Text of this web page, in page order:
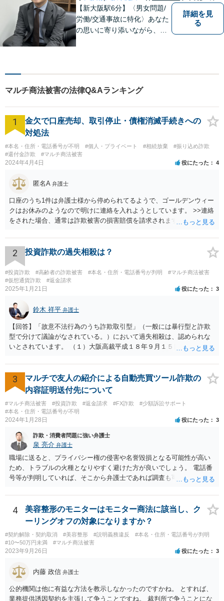
【新大阪駅6分】〈男女問題/
労働/交通事故に特化〉あなた
の思いに寄り添いながら、明
据えた解決を目指します。
【メール・電話面談可】【東
三国駅4分】
詳細を見
る
マルチ商法被害の法律Q&Aランキング
1
金欠で口座売却、取引停止・債権消滅手続きへの
対処法
#本名・住所・電話番号が不明 #個人・プライベート #相続放棄
#振り込め詐欺
#還付金詐欺
#マルチ商法被害
2024年4月4日 役にたった 4
匿名A 弁護士
口座のうち1件は弁護士様から停められてるようで、ゴールデンウィー
クはお休みのようなので明けに連絡を入れようとしています。 >>連絡
をされた場合、通常は詐欺被害の損害賠償を請求されますのでご留意
2 投資詐欺の過失相殺は？
#投資詐欺 #高齢者の詐欺被害 #本名・住所・電話番号が判明
#マルチ商法被害
#仮想通貨詐欺
#返金請求
2025年1月21日 役にたった 3
鈴木 祥平 弁護士
【回答】「故意不法行為のうち詐欺取引型」（一般には暴行型と詐欺
型で分けて議論がなされている。）において過失相殺は、認められな
いとされています。 （１）大阪高裁平成１８年９月１５日裁判例 裁判
相殺は、本来文字通り過失のある当事者同士の損害の公平な分担調整
のための法制度であり、元来故意の不法行為の場合にはなじまないも
のというべきである。なぜなら、故意の不法行為は、加害者が悪意を
もって一方的に被害者に対して仕掛けるものであり、根本的に被害者
に生じた痛みをともに分け合うための基盤を欠く上、取引的不法行為
における加害者の故意は、通常、被害者の落ち度或いは弱み、不意、
らにつけ込むものであるから、被害者が加害者の思惑どおりに落ち度
等を示したからといって、これをもって被害者の過失と評価し、被害
者の加害者に対する損害賠償から被害者の落ち度等相当分を減額する
ことにすれば必ず不法行為の成果をその分確保することができること
になるが、そのような事態を容認することは、結果として、不法行為
るにも似て、明らかに正義と法の精神に反するからである。したがっ
て、故意の不法行為の場合、特段の事情がない限り、被害者の落ち度
等を過失と評価して損害額の減額事由とすることは許されない。」と
判示した。 （２）東京高等裁判所平成３０年５月２３日裁判例 裁判所
は、「故意ある不法行為（詐欺行為）に対する過失相殺の適用」につ
いて「本件のような故意による不法行為であって犯罪成立可能性すら
あるものによる被害について、過失相殺をすることは、極力避けるべ
きである。・・・過失相殺は、当事者間の公平を図るため、損害賠償
の額を定めるに当たって、被害者の過失を考慮する制度であるとこ
ろ、第１審被告らの不法行為は、故意による違法な詐欺行為であっ
て、このような場合に、被害者である第１審原告らの損害額を減額す
3
マルチで友人の紹介による自動売買ツール詐欺の
内容証明送付先について
#マルチ商法被害 #投資詐欺 #返金請求 #FX詐欺
#少額訴訟サポート
#本名・住所・電話番号が不明
2024年1月28日 役にたった 3
詐欺・消費者問題に強い弁護士
泉 亮介 弁護士
職場に送ると、プライバシー権の侵害や名誉毀損となる可能性が高い
ため、トラブルの火種となりやすく避けた方が良いでしょう。 電話番
号等が判明していれば、そこから弁護士であれば調査も可能です。
4
美容整形のモニターはモニター商法に該当し、ク
ーリングオフの対象になりますか？
#契約解除・契約取消 #美容整形 #説明義務違反
#本名・住所・電話番号が判明
#10〜50万円未満
#マルチ商法被害
2023年9月26日 役にたった 3
内藤 政信 弁護士
公的機関は他に有益な方法を教示しなかったのですかね。 とすれば、
業務提供誘因契約を主張して争うことですね。 裁判所で争うことにな